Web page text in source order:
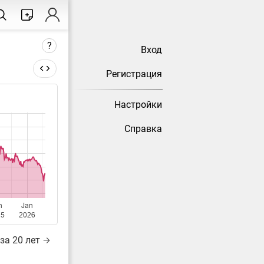
Вход
Регистрация
Настройки
Справка
?
Jan
2026
20 лет